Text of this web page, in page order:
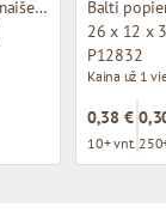
Balti popieriniai maišeliai su susuktomis rankenomis
26 x 12 x
P12832
Kaina už 1
0,38 €
10+ vnt.